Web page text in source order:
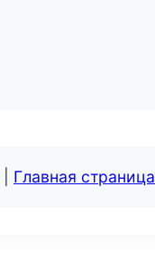
Главная страница